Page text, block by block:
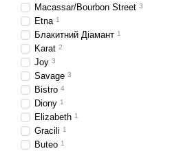
Macassar/Bourbon Street 3
Etna 1
Блакитний Діамант 1
Karat 2
Joy 3
Savage 3
Bistro 4
Diony 1
Elizabeth 1
Gracili 1
Buteo 1